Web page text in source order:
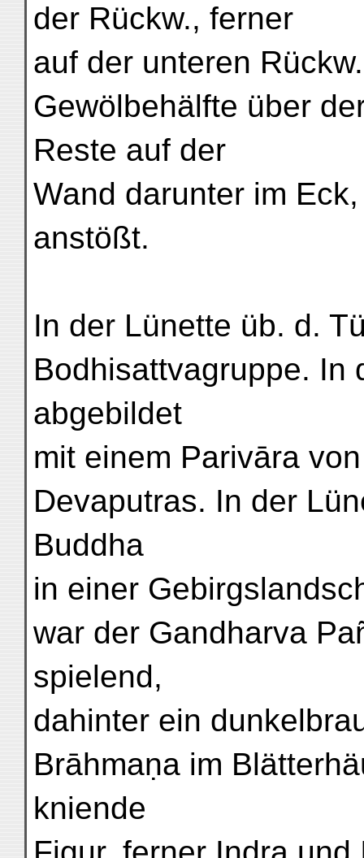
der Rückw., ferner
auf der unteren
Gewölbehälfte über
Reste auf der
Wand darunter im
anstößt.
In der Lünette üb. d.
Bodhisattvagruppe. In
abgebildet
mit einem Parivāra
Devaputras. In der
Buddha
in einer
war der Gandharva
spielend,
dahinter ein
Brāhmaṇa im
kniende